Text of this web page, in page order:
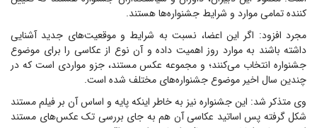
کننده تمامی موارد و شرایط جشنواره‌ها هستند.
مجرد افزود: اگر این اعضا، نسبت به شرایط و موقعیت‌های جدید آشنایی
داشته باشند به موارد روز اهمیت داده و آن نوع از عکاسی را برای موضوع
جشنواره انتخاب می‌کنند؛ و مجموعه عکس مستند، جزو مواردی است که در
چندین سال اخیر موضوع جشنواره‌های مختلف شده است.
وی متذکر شد: این جشنواره نیز به خاطر اینکه پایه و اساس آن بر فیلم مستند
شکل گرفته پس اساتید عکاسی آن هم به جای بررسی تک عکس‌های مستند